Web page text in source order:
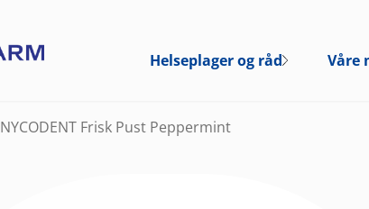
Helseplager og råd Våre
NYCODENT Frisk Pust Peppermint